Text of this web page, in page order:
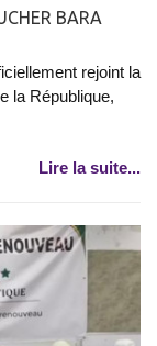
BARA
rejoint la
la République,
Lire la suite...